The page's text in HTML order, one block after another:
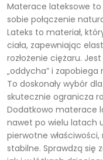
Materace lateksowe
sobie połączenie
Lateks to materiał,
ciała, zapewniając
rozłożenie ciężaru.
„oddycha” i
To doskonały wybór
skutecznie ogranicza
Dodatkowo materace
nawet po wielu latach
pierwotne
stabilne. Sprawdzą się